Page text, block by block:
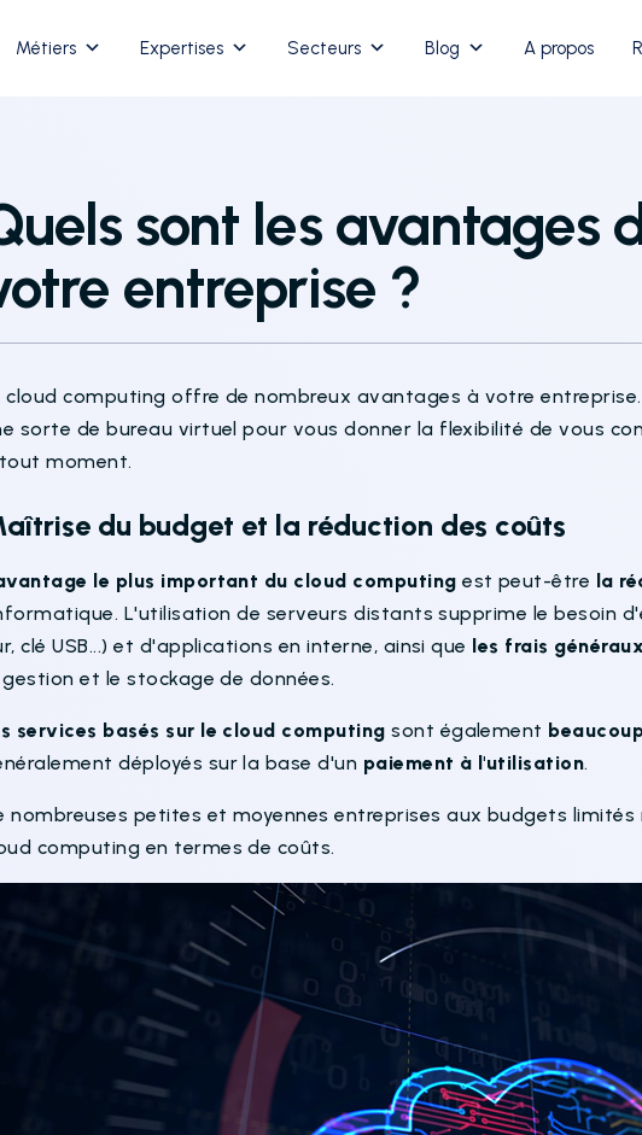
A propos
Blog
Secteurs
Expertises
Métiers
sont les avantages
entreprise ?
cloud computing offre de nombreux avantages à votre
sorte de bureau virtuel pour vous donner la flexibilité de vous
moment.
du budget et la réduction des coûts
le plus important du cloud computing est peut-être la
L'utilisation de serveurs distants supprime le besoin
clé USB...) et d'applications en interne, ainsi que les frais généraux
et le stockage de données.
services basés sur le cloud computing sont également
déployés sur la base d'un paiement à l'utilisation.
nombreuses petites et moyennes entreprises aux budgets
computing en termes de coûts.